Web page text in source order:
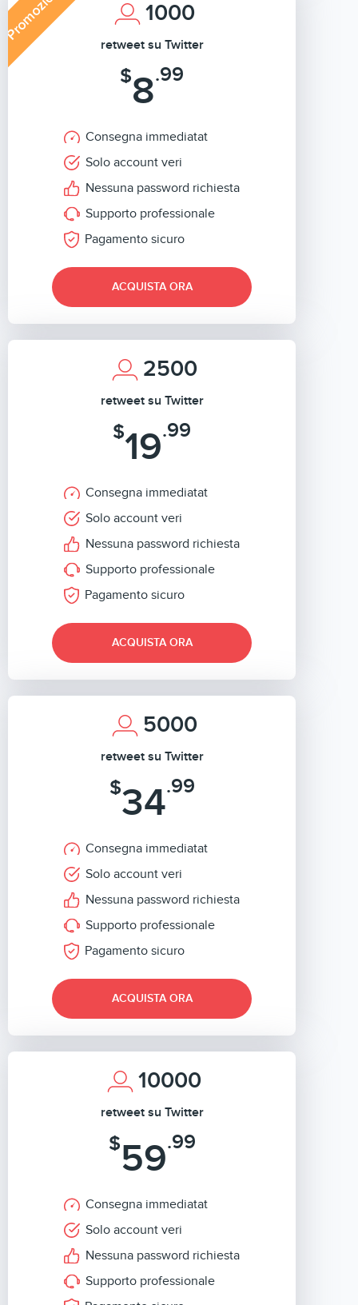
1000
retweet su Twitter
$8.99
Consegna immediatat
Solo account veri
Nessuna password richiesta
Supporto professionale
Pagamento sicuro
ACQUISTA ORA
2500
retweet su Twitter
$19.99
Consegna immediatat
Solo account veri
Nessuna password richiesta
Supporto professionale
Pagamento sicuro
ACQUISTA ORA
5000
retweet su Twitter
$34.99
Consegna immediatat
Solo account veri
Nessuna password richiesta
Supporto professionale
Pagamento sicuro
ACQUISTA ORA
10000
retweet su Twitter
$59.99
Consegna immediatat
Solo account veri
Nessuna password richiesta
Supporto professionale